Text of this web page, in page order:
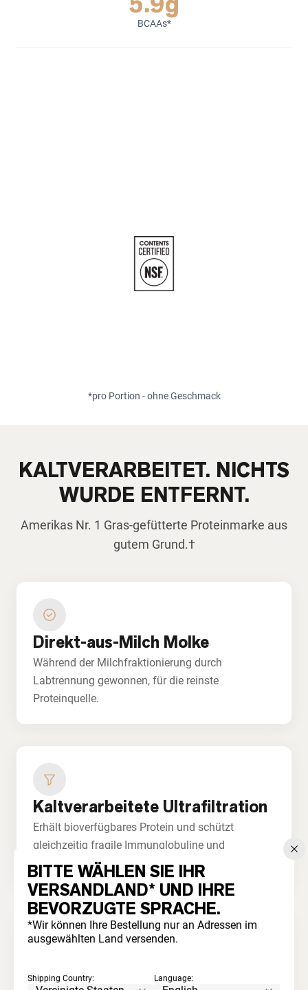
BCAAs*
*pro Portion - ohne Geschmack
KALTVERARBEITET. NICHTS
WURDE ENTFERNT.
Amerikas Nr. 1 Gras-gefütterte Proteinmarke aus
gutem Grund.†
Direkt-aus-Milch Molke
Während der Milchfraktionierung durch
Labtrennung gewonnen, für die reinste
Proteinquelle.
Kaltverarbeitete Ultrafiltration
Erhält bioverfügbares Protein und schützt
gleichzeitig fragile Immunglobuline und
Lactoferrin.
Kein Bleichen oder Säuren
BITTE WÄHLEN SIE IHR
VERSANDLAND* UND IHRE
BEVORZUGTE SPRACHE.
*Wir können Ihre Bestellung nur an Adressen im
ausgewählten Land versenden.
Shipping Country: Language: